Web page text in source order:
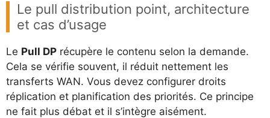
Le pull distribution point, architecture
et cas d’usage
Le Pull DP récupère le contenu selon la demande.
Cela se vérifie souvent, il réduit nettement les
transferts WAN. Vous devez configurer droits
réplication et planification des priorités. Ce principe
ne fait plus débat et il s’intègre aisément.